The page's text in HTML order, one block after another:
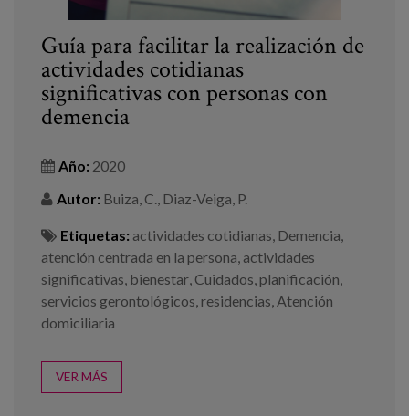
Guía para facilitar la realización de
actividades cotidianas
significativas con personas con
demencia
Año: 2020
Autor: Buiza, C., Diaz-Veiga, P.
Etiquetas: actividades cotidianas, Demencia,
atención centrada en la persona, actividades
significativas, bienestar, Cuidados,planificación,
servicios gerontológicos,residencias, Atención
domiciliaria
VER MÁS